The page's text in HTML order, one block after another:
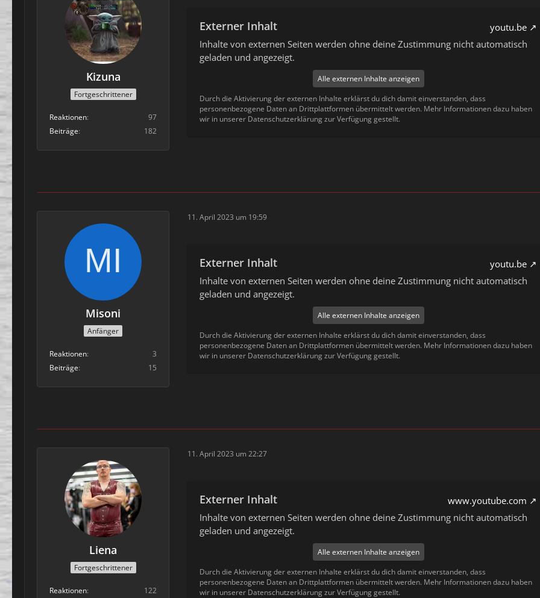
Kizuna
Fortgeschrittener
Reaktionen
97
Beiträge
182
Externer Inhalt
youtu.be
Inhalte von externen Seiten werden ohne deine Zustimmung nicht automatisch
geladen und angezeigt.
Alle externen Inhalte anzeigen
Durch die Aktivierung der externen Inhalte erklärst du dich damit einverstanden, dass
personenbezogene Daten an Drittplattformen übermittelt werden. Mehr Informationen dazu haben
wir in unserer Datenschutzerklärung zur Verfügung gestellt.
Misoni
Anfänger
Reaktionen
3
Beiträge
15
11. April 2023 um 19:59
Externer Inhalt
youtu.be
Inhalte von externen Seiten werden ohne deine Zustimmung nicht automatisch
geladen und angezeigt.
Alle externen Inhalte anzeigen
Durch die Aktivierung der externen Inhalte erklärst du dich damit einverstanden, dass
personenbezogene Daten an Drittplattformen übermittelt werden. Mehr Informationen dazu haben
wir in unserer Datenschutzerklärung zur Verfügung gestellt.
Liena
Fortgeschrittener
Reaktionen
122
11. April 2023 um 22:27
Externer Inhalt
www.youtube.com
Inhalte von externen Seiten werden ohne deine Zustimmung nicht automatisch
geladen und angezeigt.
Alle externen Inhalte anzeigen
Durch die Aktivierung der externen Inhalte erklärst du dich damit einverstanden, dass
personenbezogene Daten an Drittplattformen übermittelt werden. Mehr Informationen dazu haben
wir in unserer Datenschutzerklärung zur Verfügung gestellt.